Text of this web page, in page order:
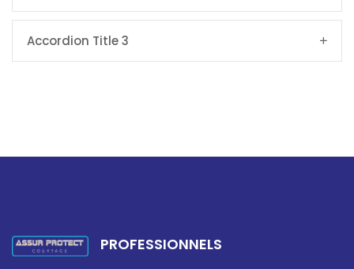
Accordion Title 3
PROFESSIONNELS